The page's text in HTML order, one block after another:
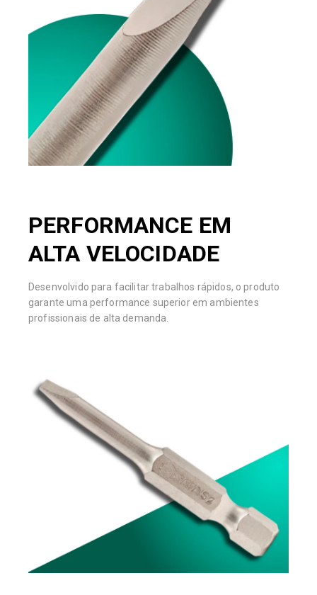
PERFORMANCE EM
ALTA VELOCIDADE
Desenvolvido para facilitar trabalhos rápidos, o produto
garante uma performance superior em ambientes
profissionais de alta demanda.